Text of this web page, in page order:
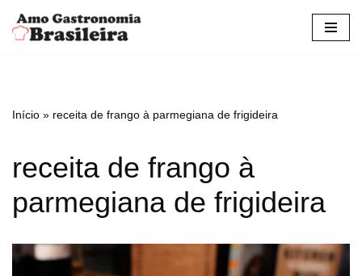
Pular
conteúdo
Início » receita de frango à parmegiana de frigideira
receita de frango à
parmegiana de frigideira